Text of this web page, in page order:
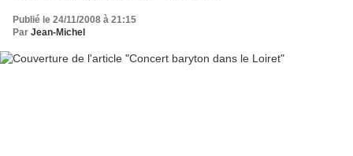
Publié le 24/11/2008 à 21:15
Par Jean-Michel